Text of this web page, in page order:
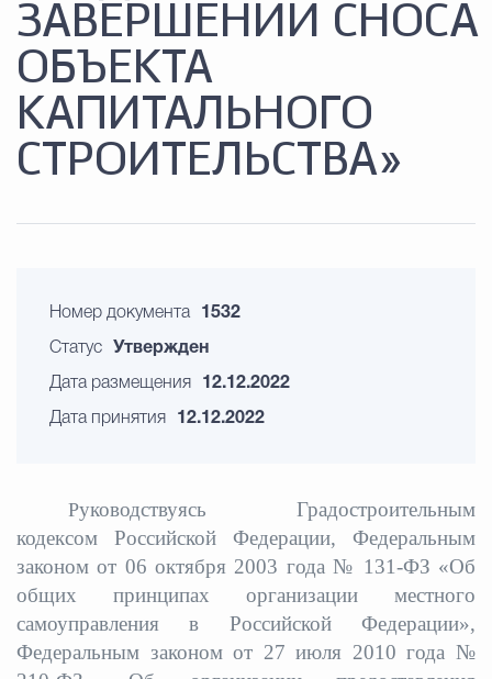
ЗАВЕРШЕНИИ СНОСА
ОБЪЕКТА
КАПИТАЛЬНОГО
СТРОИТЕЛЬСТВА»
Номер документа 1532
Статус Утвержден
Дата размещения 12.12.2022
Дата принятия 12.12.2022
Руководствуясь Градостроительным
кодексом Российской Федерации, Федеральным
законом от 06 октября 2003 года № 131-ФЗ «Об
общих принципах организации местного
самоуправления в Российской Федерации»,
Федеральным законом от 27 июля 2010 года №